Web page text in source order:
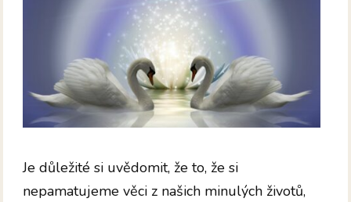
Je důležité si uvědomit, že to, že si
nepamatujeme věci z našich minulých životů,